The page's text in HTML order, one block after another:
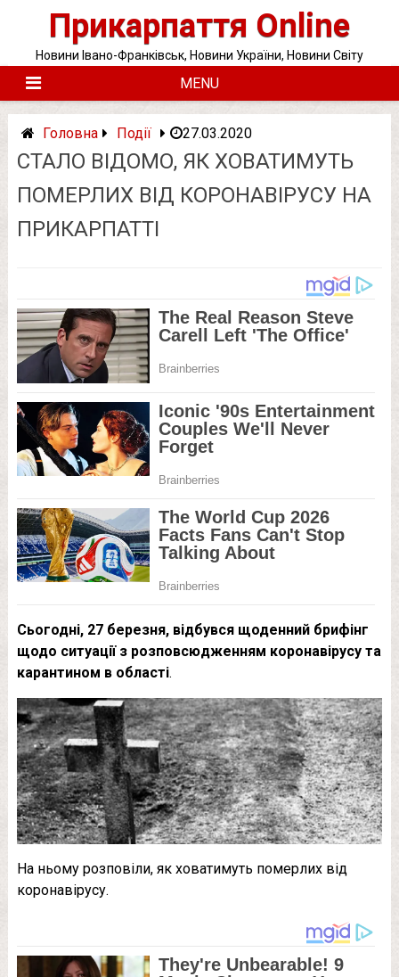
Прикарпаття Online
Новини Івано-Франківськ, Новини України, Новини Світу
MENU
Головна Події 27.03.2020
СТАЛО ВІДОМО, ЯК ХОВАТИМУТЬ
ПОМЕРЛИХ ВІД КОРОНАВІРУСУ НА
ПРИКАРПАТТІ
Сьогодні, 27 березня, відбувся щоденний брифінг
щодо ситуації з розповсюдженням коронавірусу та
карантином в області.
На ньому розповіли, як ховатимуть померлих від
коронавірусу.